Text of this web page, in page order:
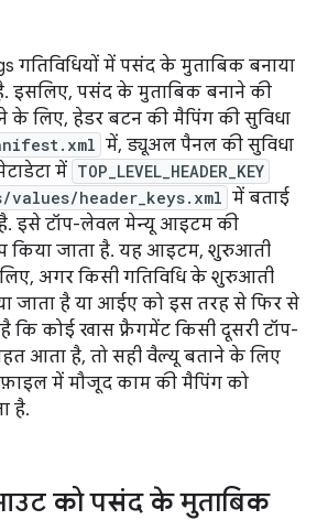
गतिविधियों में पसंद के मुताबिक बनाया
इसलिए, पसंद के मुताबिक बनाने की
के लिए, हेडर बटन की मैपिंग की सुविधा
में, ड्यूअल पैनल की सुविधा
में TOP_LEVEL_HEADER_KEY
values/header_keys.xml में बताई
इसे टॉप-लेवल मेन्यू आइटम की
किया जाता है. यह आइटम, शुरुआती
अगर किसी गतिविधि के शुरुआती
जाता है या आईए को इस तरह से फिर से
कि कोई खास फ़्रैगमेंट किसी दूसरी टॉप-
आता है, तो सही वैल्यू बताने के लिए
फ़ाइल में मौजूद काम की मैपिंग को
है.
को पसंद के मुताबिक